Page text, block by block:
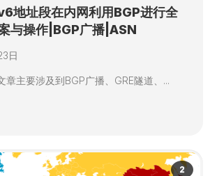
地址段在内网利用BGP进行全
与操作|BGP广播|ASN
日
章主要涉及到BGP广播、GRE隧道、...
2